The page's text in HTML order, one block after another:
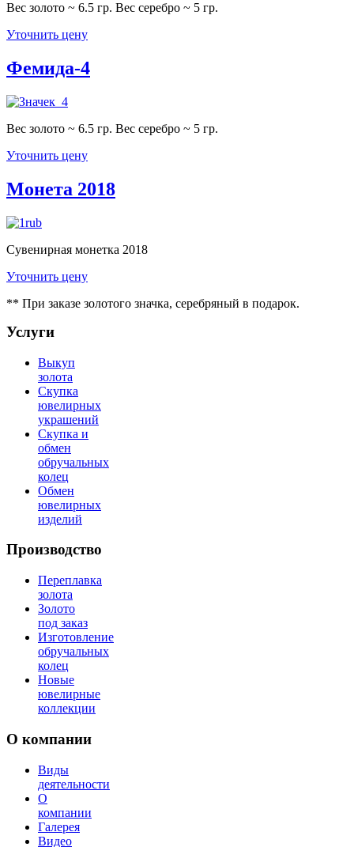
Вес золото ~ 6.5 гр. Вес серебро ~ 5 гр.
Уточнить цену
Фемида-4
Вес золото ~ 6.5 гр. Вес серебро ~ 5 гр.
Уточнить цену
Монета 2018
Сувенирная монетка 2018
Уточнить цену
** При заказе золотого значка, серебряный в подарок.
Услуги
Выкуп
золота
Скупка
ювелирных
украшений
Скупка и
обмен
обручальных
колец
Обмен
ювелирных
изделий
Производство
Переплавка
золота
Золото
под заказ
Изготовление
обручальных
колец
Новые
ювелирные
коллекции
О компании
Виды
деятельности
О
компании
Галерея
Видео